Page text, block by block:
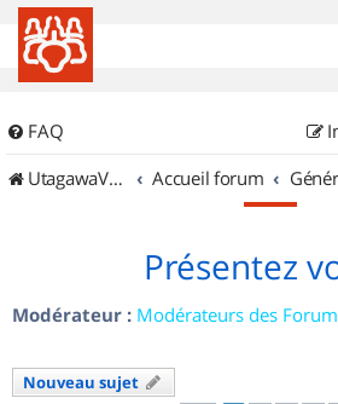
FAQ
UtagawaVTT (Randos VTT et VTTAE avec traces GPS)
Accueil forum
Présentez
Modérateur : Modérateurs des
Nouveau sujet